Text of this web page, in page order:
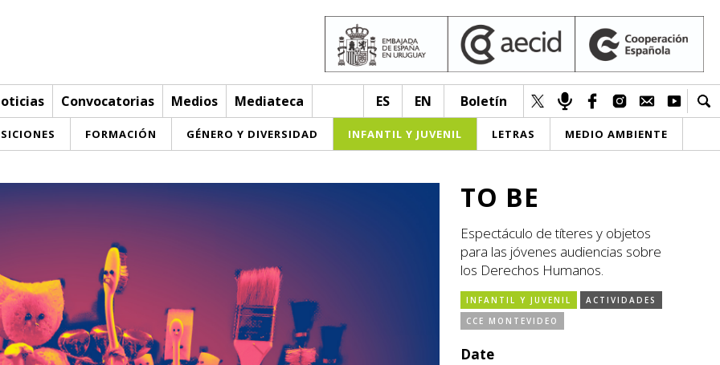
Convocatorias Medios Mediateca ES EN Boletín
FORMACIÓN GÉNERO Y DIVERSIDAD INFANTIL Y JUVENIL LETRAS MEDIO AMBIENTE
TO BE
Espectáculo de títeres y objetos
para las jóvenes audiencias sobre
los Derechos Humanos.
INFANTIL Y JUVENIL
ACTIVIDADES
CCE MONTEVIDEO
Date